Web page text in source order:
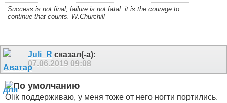
Success is not final, failure is not fatal: it is the courage to
continue that counts. W.Churchill
Juli_R сказал(-а):
07.06.2019 09:08
Olik поддерживаю, у меня тоже от него ногти портились.